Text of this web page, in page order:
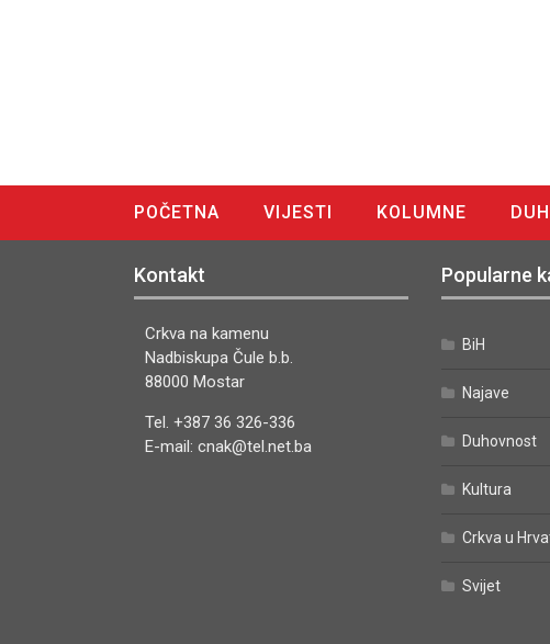
POČETNA VIJESTI KOLUMNE
Kontakt
Crkva na kamenu
Nadbiskupa Čule b.b.
88000 Mostar
Tel. +387 36 326-336
E-mail: cnak@tel.net.ba
Popularne
BiH
Najave
Duhovnost
Kultura
Crkva u
Svijet